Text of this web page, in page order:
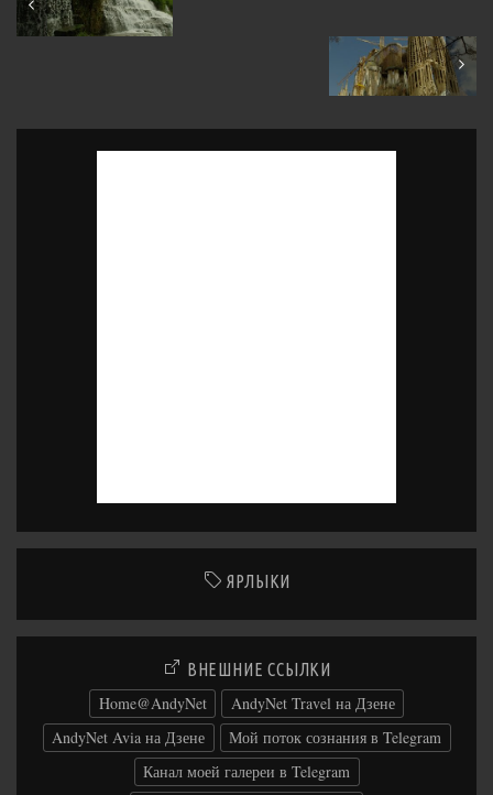
January 2015
March 2015
ЯРЛЫКИ
ВНЕШНИЕ ССЫЛКИ
Home@AndyNet
AndyNet Travel на Дзене
AndyNet Avia на Дзене
Мой поток сознания в Telegram
Канал моей галереи в Telegram